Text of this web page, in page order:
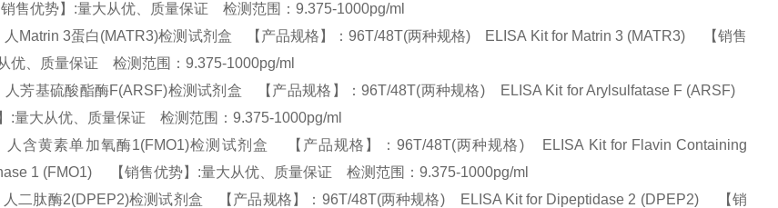
售优势】:量大从优、质量保证 检测范围：9.375-1000pg/ml
Matrin 3蛋白(MATR3)检测试剂盒 【产品规格】：96T/48T(两种规格) ELISA Kit for Matrin 3 (MATR3) 【销售
优、质量保证 检测范围：9.375-1000pg/ml
芳基硫酸酯酶F(ARSF)检测试剂盒 【产品规格】：96T/48T(两种规格) ELISA Kit for Arylsulfatase F (ARSF)
:量大从优、质量保证 检测范围：9.375-1000pg/ml
含黄素单加氧酶1(FMO1)检测试剂盒 【产品规格】：96T/48T(两种规格) ELISA Kit for Flavin Containing
1 (FMO1) 【销售优势】:量大从优、质量保证 检测范围：9.375-1000pg/ml
二肽酶2(DPEP2)检测试剂盒 【产品规格】：96T/48T(两种规格) ELISA Kit for Dipeptidase 2 (DPEP2) 【销